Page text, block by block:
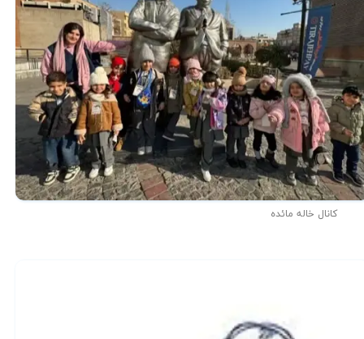
کانال خاله مائده